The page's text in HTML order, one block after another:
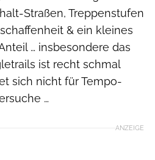
Straßen, Treppenstufen
& ein kleines
… insbesondere das
ist recht schmal
sich nicht für Tempo-
…
ANZEIGE